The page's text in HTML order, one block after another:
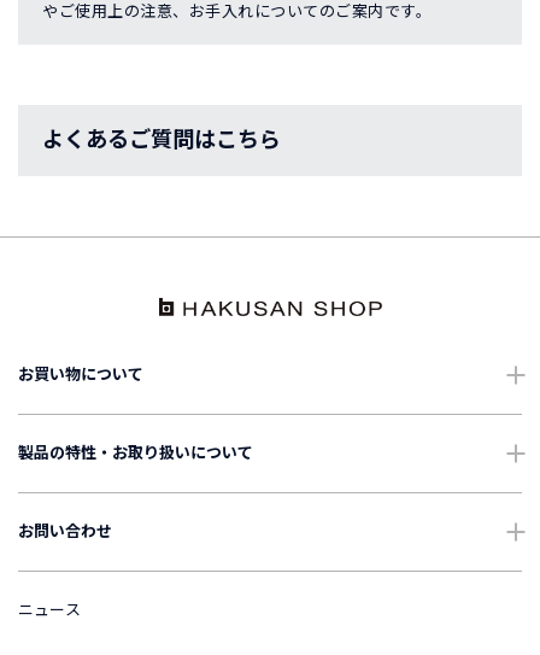
やご使用上の注意、お手入れについてのご案内です。
よくあるご質問はこちら
お買い物について
製品の特性・お取り扱いについて
お問い合わせ
ニュース